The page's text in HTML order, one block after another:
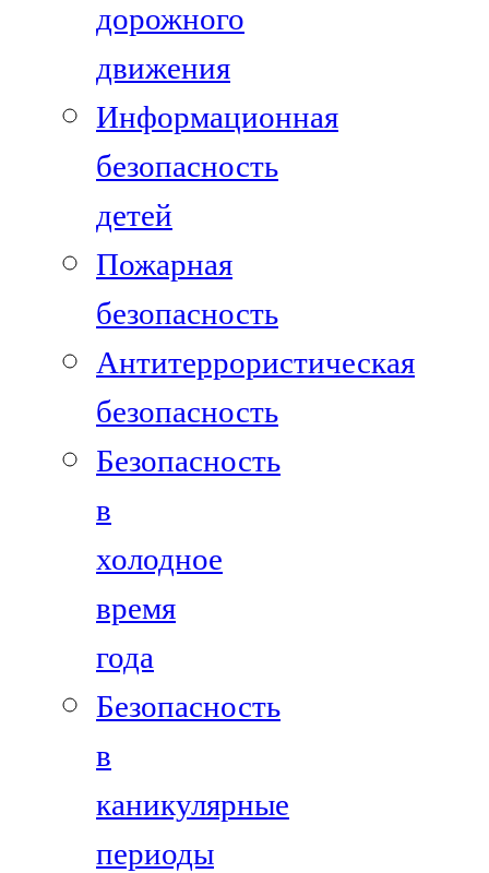
дорожного
движения
Информационная
безопасность
детей
Пожарная
безопасность
Антитеррористическая
безопасность
Безопасность
в
холодное
время
года
Безопасность
в
каникулярные
периоды